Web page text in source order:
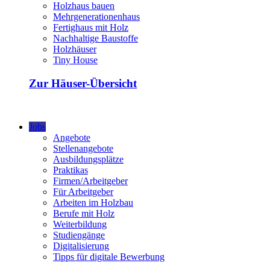
Holzhaus bauen
Mehrgenerationenhaus
Fertighaus mit Holz
Nachhaltige Baustoffe
Holzhäuser
Tiny House
Zur Häuser-Übersicht
Jobs
Angebote
Stellenangebote
Ausbildungsplätze
Praktikas
Firmen/Arbeitgeber
Für Arbeitgeber
Arbeiten im Holzbau
Berufe mit Holz
Weiterbildung
Studiengänge
Digitalisierung
Tipps für digitale Bewerbung